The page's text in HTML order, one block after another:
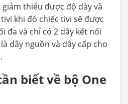
thiểu được độ dày và
khi đó chiếc tivi sẽ được
đa và chỉ có 2 dây kết nối
dây nguồn và dây cấp cho
biết về bộ One